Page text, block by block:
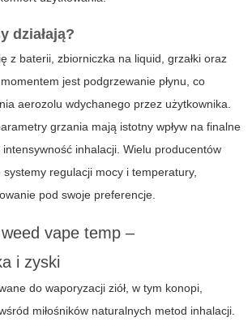
działają?
z baterii, zbiorniczka na liquid, grzałki oraz
jest podgrzewanie płynu, co
aerozolu wdychanego przez użytkownika.
grzania mają istotny wpływ na finalne
inhalacji. Wielu producentów
regulacji mocy i temperatury,
pod swoje preferencje.
weed vape temp –
i zyski
do waporyzacji ziół, w tym konopi,
miłośników naturalnych metod inhalacji.